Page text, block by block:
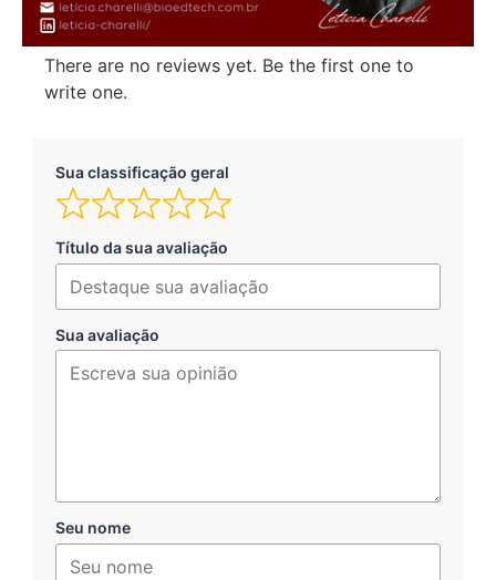
There are no reviews yet. Be the first one to
write one.
Sua classificação geral
Título da sua avaliação
Sua avaliação
Seu nome